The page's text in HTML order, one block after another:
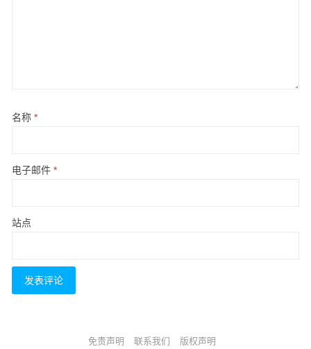
名称 *
电子邮件 *
站点
免责声明 联系我们 版权声明